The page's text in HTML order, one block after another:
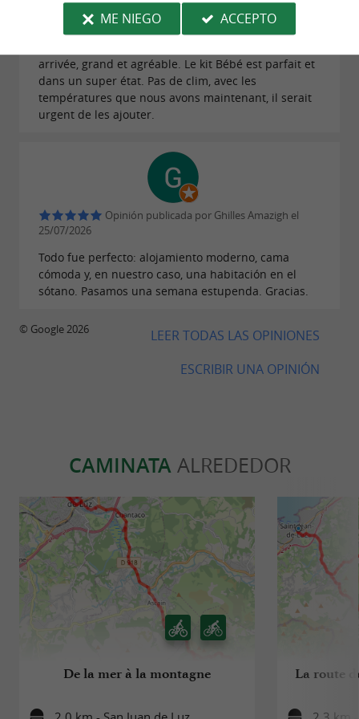
Opinión publicada por Remi el 03/08/2026
Emplacement a quelques pas de la plage, residence
arrivée, grand et agréable. Le kit Bébé est parfait et
dans un super état. Pas de clim, avec les
températures que nous avons maintenant, il serait
urgent de les ajouter.
Opinión publicada por Ghilles Amazigh el
25/07/2026
Todo fue perfecto: alojamiento moderno, cama
cómoda y, en nuestro caso, una habitación en el
sótano. Pasamos una semana estupenda. Gracias.
LEER TODAS LAS OPINIONES
ESCRIBIR UNA OPINIÓN
© Google 2026
CAMINATA ALREDEDOR
De la mer à la montagne La route
ME NIEGO
ACCEPTO